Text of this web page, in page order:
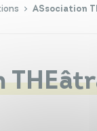
ASsociation